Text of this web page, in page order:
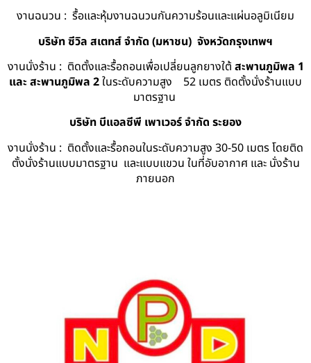
งานฉนวน : รื้อและหุ้มงานฉนวนกันความร้อนและแผ่นอลูมิเนียม
บริษัท ซีวิล สเตทส์ จำกัด (มหาชน) จังหวัดกรุงเทพฯ
งานนั่งร้าน : ติดตั้งและรื้อถอนเพื่อเปลี่ยนลูกยางใต้ สะพานภูมิพล 1
และ สะพานภูมิพล 2ในระดับความสูง 52 เมตร ติดตั้งนั่งร้านแบบ
มาตรฐาน
บริษัท บีแอลซีพี เพาเวอร์ จำกัด ระยอง
งานนั่งร้าน : ติดตั้งและรื้อถอนในระดับความสูง 30-50 เมตร โดยติด
ตั้งนั่งร้านแบบมาตรฐาน และแบบแขวน ในที่อับอากาศ และ นั่งร้าน
ภายนอก